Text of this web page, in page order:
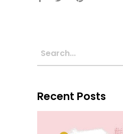
Recent Posts